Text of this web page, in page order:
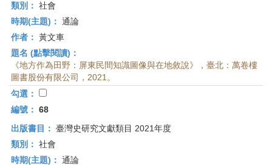
類別： 社會
時期(主題)： 通論
作者： 黃文車
題名 (點擊閱讀)：
《地方作為田野：屏東民間知識圖像與在地敘說》，臺北：萬卷樓
圖書股份有限公司，2021。
勾選：
編號： 68
出版書目： 臺灣史研究文獻類目 2021年度
類別： 社會
時期(主題)： 通論